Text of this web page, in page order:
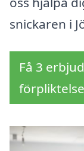
snickaren i
Få 3